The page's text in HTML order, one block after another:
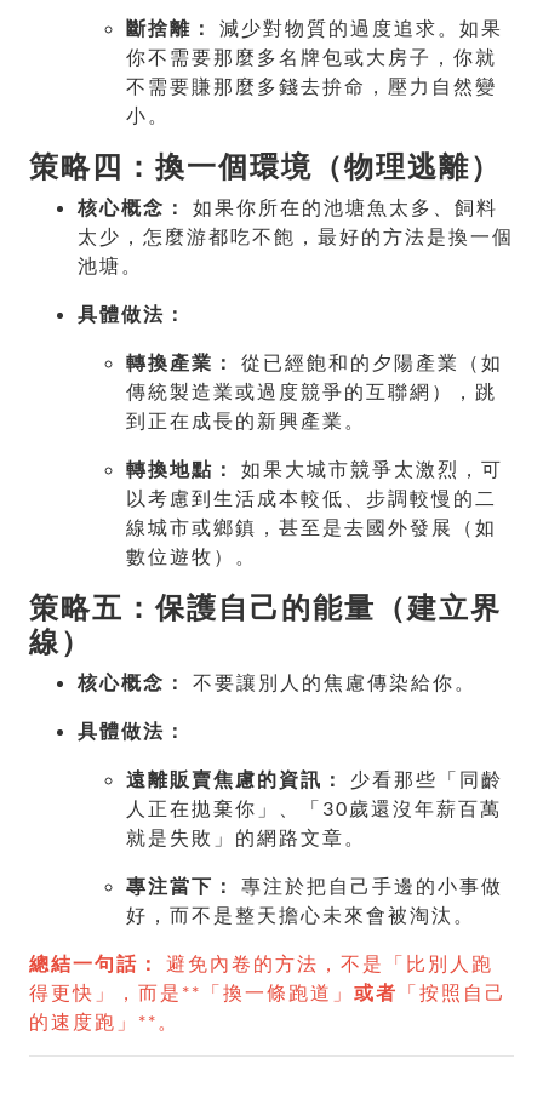
斷捨離：
減少對物質的過度追求。如果
你不需要那麼多名牌包或大房子，你就
不需要賺那麼多錢去拚命，壓力自然變
小。
策略四：換一個環境（物理逃離）
核心概念：
如果你所在的池塘魚太多、飼料
太少，怎麼游都吃不飽，最好的方法是換一個
池塘。
具體做法：
轉換產業：
從已經飽和的夕陽產業（如
傳統製造業或過度競爭的互聯網），跳
到正在成長的新興產業。
轉換地點：
如果大城市競爭太激烈，可
以考慮到生活成本較低、步調較慢的二
線城市或鄉鎮，甚至是去國外發展（如
數位遊牧）。
策略五：保護自己的能量（建立界
線）
核心概念： 不要讓別人的焦慮傳染給你。
具體做法：
遠離販賣焦慮的資訊：
少看那些「同齡
人正在拋棄你」、「30歲還沒年薪百萬
就是失敗」的網路文章。
專注當下：
專注於把自己手邊的小事做
好，而不是整天擔心未來會被淘汰。
總結一句話：
避免內卷的方法，不是「比別人跑
得更快」，而是**「換一條跑道」 或者 「按照自己
的速度跑」**。